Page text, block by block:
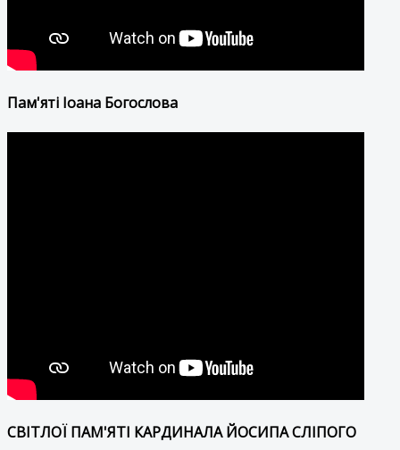
Пам'яті Іоана Богослова
СВІТЛОЇ ПАМ'ЯТІ КАРДИНАЛА ЙОСИПА СЛІПОГО